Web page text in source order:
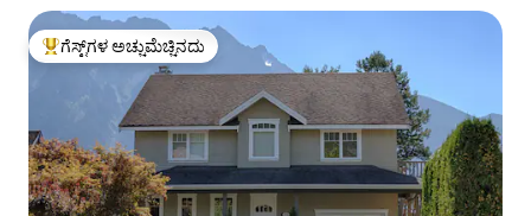
ಗೆಸ್ಟ್‌ಗಳಿಗೆ ಅತಿ ಹೆಚ್ಚು ಅಚ್ಚುಮೆಚ್ಚಿನದು
ಗೆಸ್ಟ್‌ಗಳ ಅಚ್ಚುಮೆಚ್ಚಿನದು